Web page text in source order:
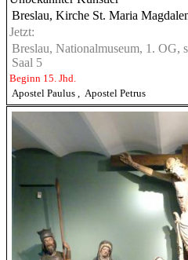
Breslau, Kirche St. Maria
Jetzt:
Breslau, Nationalmuseum, 1. OG,
Saal 5
Beginn 15. Jhd.
Apostel Paulus
Apostel Petrus